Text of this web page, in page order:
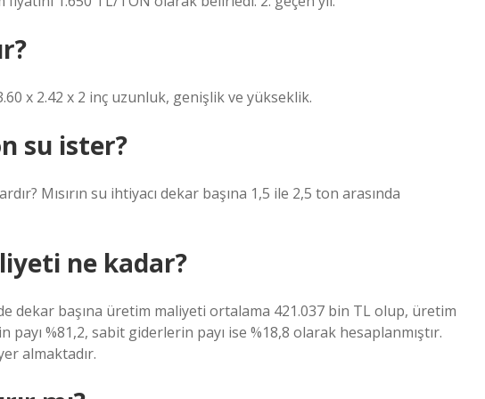
x 2.42 x 2 inç uzunluk, genişlik ve yükseklik.
su ister?
Mısırın su ihtiyacı dekar başına 1,5 ile 2,5 ton arasında
ne kadar?
dekar başına üretim maliyeti ortalama 421.037 bin TL olup, üretim
%81,2, sabit giderlerin payı ise %18,8 olarak hesaplanmıştır.
almaktadır.